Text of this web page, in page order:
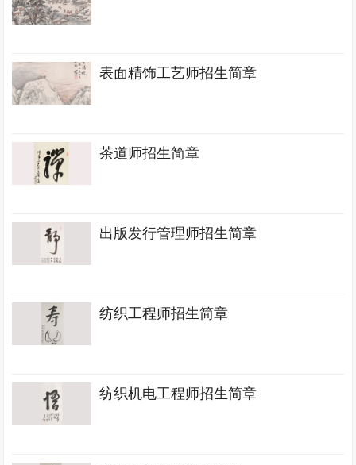
表面精饰工艺师招生简章
茶道师招生简章
出版发行管理师招生简章
纺织工程师招生简章
纺织机电工程师招生简章